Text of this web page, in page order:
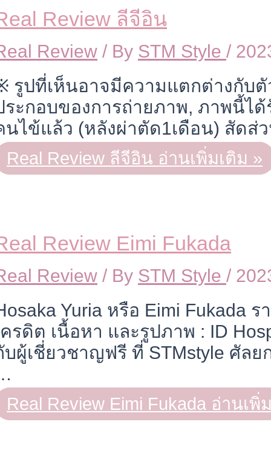
Review ลีจีอิน
Review / By STM Style /
รูปที่เห็นอาจมีความแตกต่างกับ
ระกอบของการถ่ายภาพ, ภาพนี้ไ
นไข้แล้ว (หลังผ่าตัด1เดือน) สัดส่
Real Review ลีจีอิน อ่านเพิ่มเติม »
Review Eimi Fukada
Review / By STM Style /
Yuria หรือ Eimi Fukada
ครดิต เนื้อหา และรูปภาพ : ID
บผู้เชี่ยวชาญฟรี ที่ STMstyle ศัลย
Real Review Eimi Fukada อ่านเพิ่